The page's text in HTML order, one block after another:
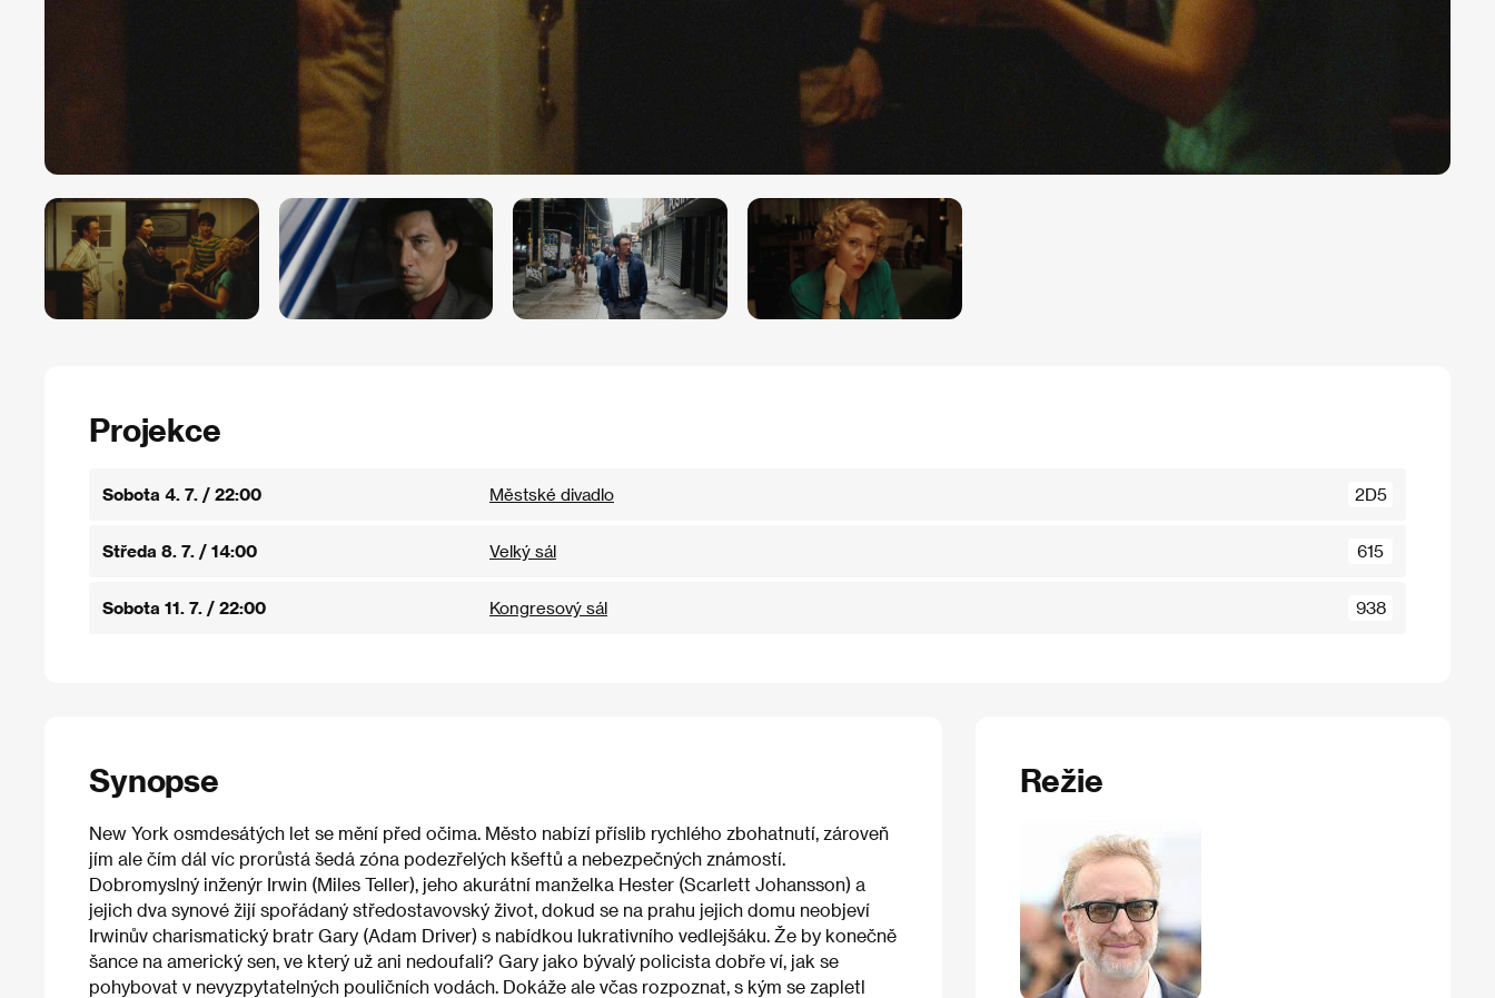
Projekce
Sobota 4. 7. / 22:00 Městské divadlo 2D5
Středa 8. 7. / 14:00 Velký sál 615
Sobota 11. 7. / 22:00 Kongresový sál 938
Synopse
New York osmdesátých let se mění před očima. Město nabízí příslib rychlého zbohatnutí, zároveň
jím ale čím dál víc prorůstá šedá zóna podezřelých kšeftů a nebezpečných známostí.
Dobromyslný inženýr Irwin (Miles Teller), jeho akurátní manželka Hester (Scarlett Johansson) a
jejich dva synové žijí spořádaný středostavovský život, dokud se na prahu jejich domu neobjeví
Irwinův charismatický bratr Gary (Adam Driver) s nabídkou lukrativního vedlejšáku. Že by konečně
šance na americký sen, ve který už ani nedoufali? Gary jako bývalý policista dobře ví, jak se
pohybovat v nevyzpytatelných pouličních vodách. Dokáže ale včas rozpoznat, s kým se zapletl
Režie